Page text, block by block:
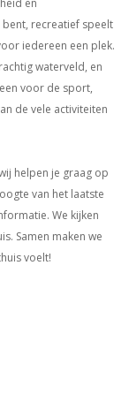
en
recreatief speelt
iedereen een plek.
waterveld, en
voor de sport,
de vele activiteiten
helpen je graag op
van het laatste
We kijken
Samen maken we
voelt!